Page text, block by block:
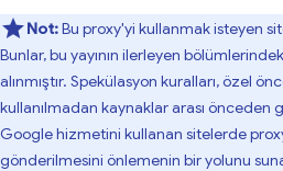
Not:Bu proxy'yi kullanmak isteyen
Bunlar, bu yayının ilerleyen
alınmıştır. Spekülasyon kuralları, özel
kullanılmadan kaynaklar arası
Google hizmetini kullanan sitelerde
gönderilmesini önlemenin bir yolunu